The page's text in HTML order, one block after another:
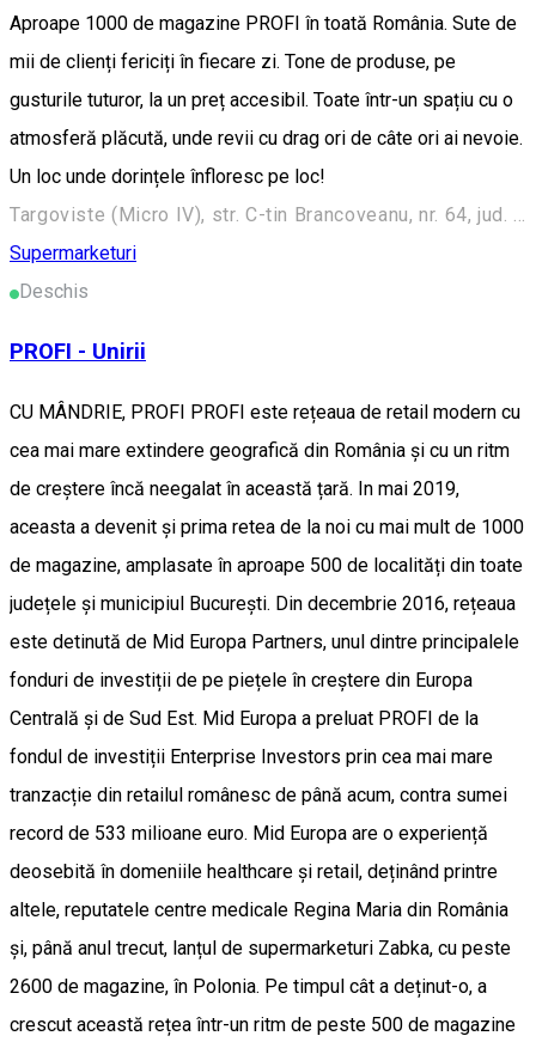
Aproape 1000 de magazine PROFI în toată România. Sute de
mii de clienți fericiți în fiecare zi. Tone de produse, pe
gusturile tuturor, la un preț accesibil. Toate într-un spațiu cu o
atmosferă plăcută, unde revii cu drag ori de câte ori ai nevoie.
Un loc unde dorințele înfloresc pe loc!
Supermarketuri
Deschis
PROFI - Unirii
CU MÂNDRIE, PROFI PROFI este rețeaua de retail modern cu
cea mai mare extindere geografică din România și cu un ritm
de creștere încă neegalat în această țară. In mai 2019,
aceasta a devenit și prima retea de la noi cu mai mult de 1000
de magazine, amplasate în aproape 500 de localități din toate
județele și municipiul București. Din decembrie 2016, rețeaua
este detinută de Mid Europa Partners, unul dintre principalele
fonduri de investiții de pe piețele în creștere din Europa
Centrală și de Sud Est. Mid Europa a preluat PROFI de la
fondul de investiții Enterprise Investors prin cea mai mare
tranzacție din retailul românesc de până acum, contra sumei
record de 533 milioane euro. Mid Europa are o experiență
deosebită în domeniile healthcare și retail, deținând printre
altele, reputatele centre medicale Regina Maria din România
și, până anul trecut, lanțul de supermarketuri Zabka, cu peste
2600 de magazine, în Polonia. Pe timpul cât a deținut-o, a
crescut această rețea într-un ritm de peste 500 de magazine